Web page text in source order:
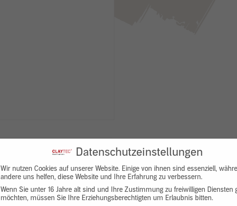
Downloads Produktbeschreibung
Datenschutzeinstellungen
Wir nutzen Cookies auf unserer Website. Einige von ihnen sind essenziell,
andere uns helfen, diese Website und Ihre Erfahrung zu verbessern.
Wenn Sie unter 16 Jahre alt sind und Ihre Zustimmung zu freiwilligen Diensten
möchten, müssen Sie Ihre Erziehungsberechtigten um Erlaubnis bitten.